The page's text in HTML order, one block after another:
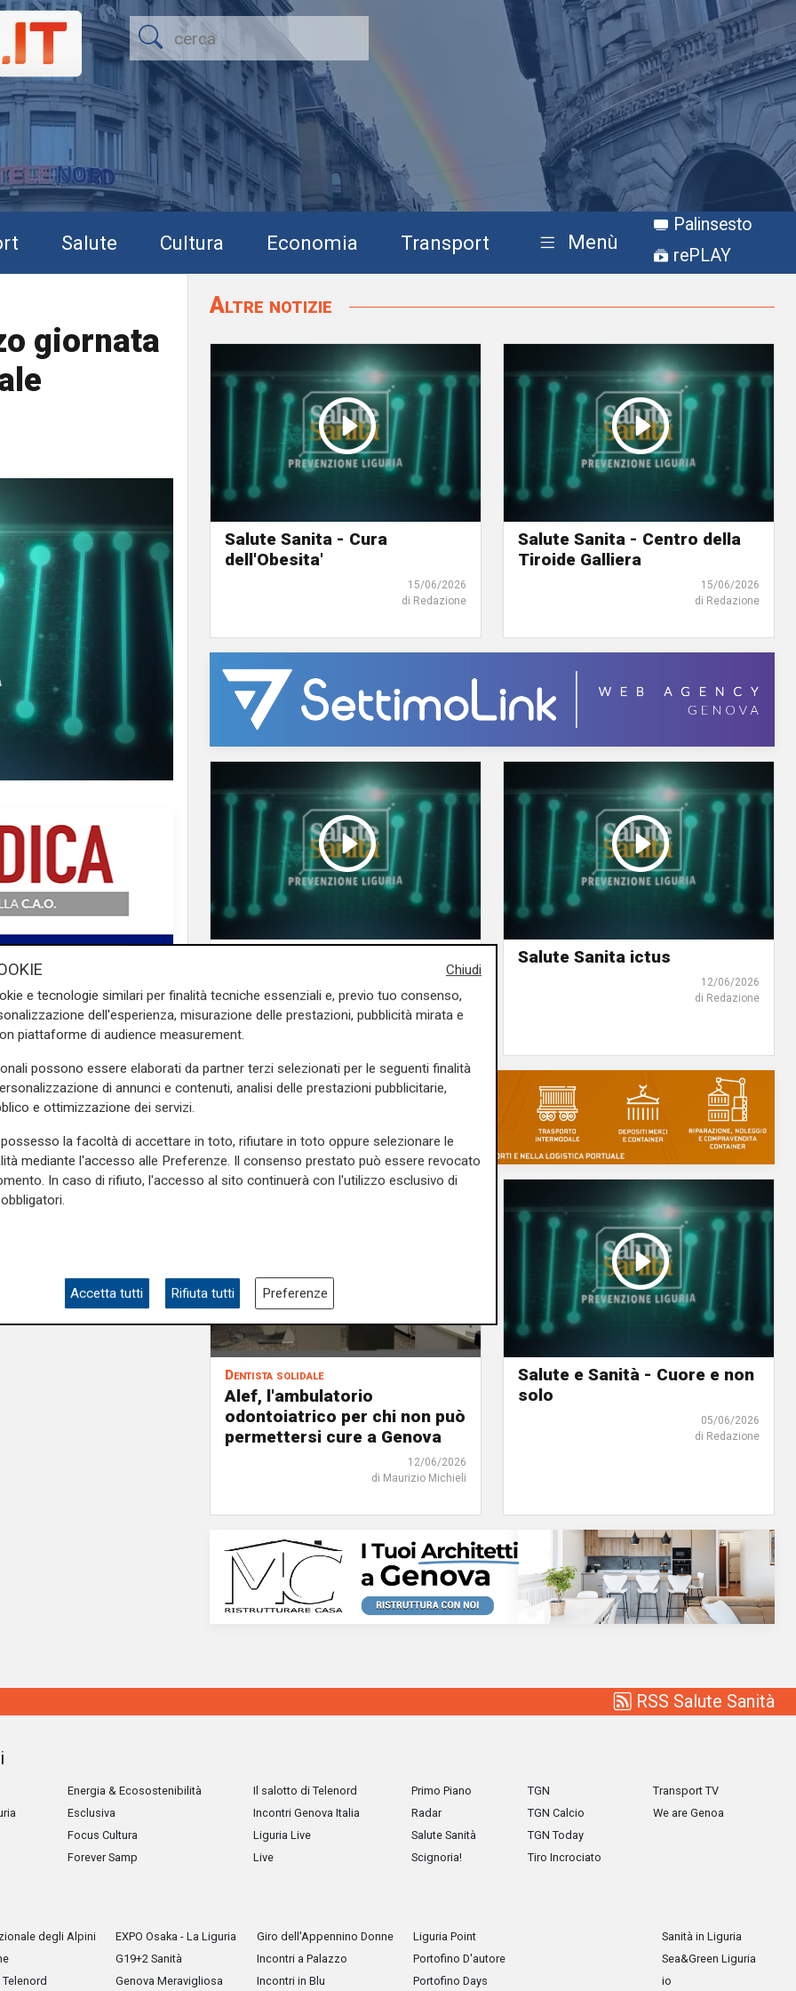
Salute Cultura Economia Transport Menù
Palinsesto
rePLAY
giornata
sulla Liguria seguiteci sul
e su
Altre notizie
Salute Sanita - Cura
dell'Obesita'
15/06/2026
di Redazione
Salute Sanita - Centro della
Tiroide Galliera
15/06/2026
di Redazione
15/06/2026
di Redazione
Salute Sanita ictus
12/06/2026
di Redazione
Dentista solidale
Alef, l'ambulatorio
odontoiatrico per chi non può
permettersi cure a Genova
12/06/2026
di Maurizio Michieli
Salute e Sanità - Cuore e non
solo
05/06/2026
di Redazione
RSS Salute Sanità
Energia & Ecosostenibilità
Esclusiva
Focus Cultura
Forever Samp
Il salotto di Telenord
Incontri Genova Italia
Liguria Live
Live
Primo Piano
Radar
Salute Sanità
Scignoria!
TGN
TGN Calcio
TGN Today
Tiro Incrociato
Transport TV
We are Genoa
degli Alpini
EXPO Osaka - La Liguria
G19+2 Sanità
Genova Meravigliosa
Giro dell'Appennino Donne
Incontri a Palazzo
Incontri in Blu
Liguria Point
Portofino D'autore
Portofino Days
Sanità in Liguria
Sea&Green Liguria
io
Chiudi
e tecnologie similari per finalità tecniche essenziali e, previo tuo consenso,
dell'esperienza, misurazione delle prestazioni, pubblicità mirata e
piattaforme di audience measurement.
possono essere elaborati da partner terzi selezionati per le seguenti finalità
di annunci e contenuti, analisi delle prestazioni pubblicitarie,
e ottimizzazione dei servizi.
la facoltà di accettare in toto, rifiutare in toto oppure selezionare le
mediante l'accesso alle Preferenze. Il consenso prestato può essere revocato
In caso di rifiuto, l'accesso al sito continuerà con l'utilizzo esclusivo di
Accetta tutti Rifiuta tutti Preferenze